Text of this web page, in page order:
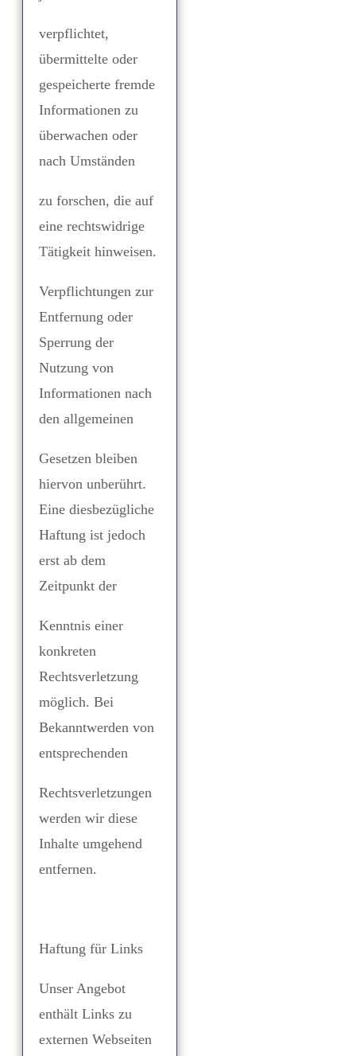
verpflichtet,
übermittelte oder
gespeicherte fremde
Informationen zu
überwachen oder
nach Umständen
zu forschen, die auf
eine rechtswidrige
Tätigkeit hinweisen.
Verpflichtungen zur
Entfernung oder
Sperrung der
Nutzung von
Informationen nach
den allgemeinen
Gesetzen bleiben
hiervon unberührt.
Eine diesbezügliche
Haftung ist jedoch
erst ab dem
Zeitpunkt der
Kenntnis einer
konkreten
Rechtsverletzung
möglich. Bei
Bekanntwerden von
entsprechenden
Rechtsverletzungen
werden wir diese
Inhalte umgehend
entfernen.
Haftung für Links
Unser Angebot
enthält Links zu
externen Webseiten